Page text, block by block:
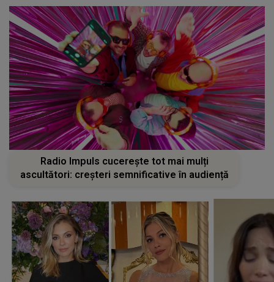
Radio Impuls cucerește tot mai mulți
ascultători: creșteri semnificative în audiență